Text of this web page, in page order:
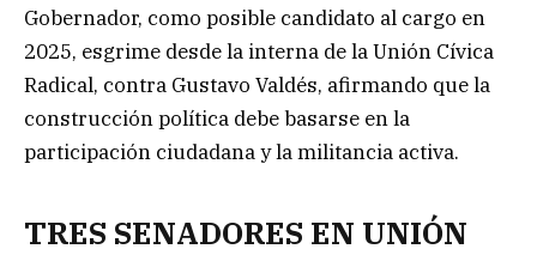
Gobernador, como posible candidato al cargo en
2025, esgrime desde la interna de la Unión Cívica
Radical, contra Gustavo Valdés, afirmando que la
construcción política debe basarse en la
participación ciudadana y la militancia activa.
TRES SENADORES EN UNIÓN